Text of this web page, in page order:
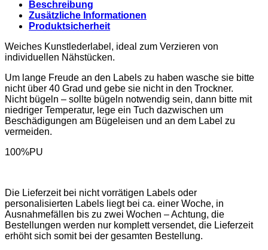
Beschreibung
Zusätzliche Informationen
Produktsicherheit
Weiches Kunstlederlabel, ideal zum Verzieren von
individuellen Nähstücken.
Um lange Freude an den Labels zu haben wasche sie bitte
nicht über 40 Grad und gebe sie nicht in den Trockner.
Nicht bügeln – sollte bügeln notwendig sein, dann bitte mit
niedriger Temperatur, lege ein Tuch dazwischen um
Beschädigungen am Bügeleisen und an dem Label zu
vermeiden.
100%PU
Die Lieferzeit bei nicht vorrätigen Labels oder
personalisierten Labels liegt bei ca. einer Woche, in
Ausnahmefällen bis zu zwei Wochen – Achtung, die
Bestellungen werden nur komplett versendet, die Lieferzeit
erhöht sich somit bei der gesamten Bestellung.